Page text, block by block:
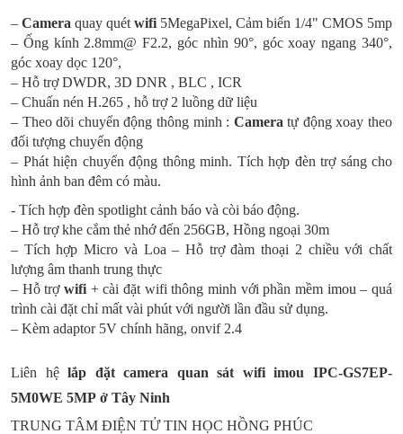
– Camera quay quét wifi 5MegaPixel, Cảm biến 1/4" CMOS 5mp
– Ống kính 2.8mm@ F2.2, góc nhìn 90°, góc xoay ngang 340°,
góc xoay dọc 120°,
– Hỗ trợ DWDR, 3D DNR , BLC , ICR
– Chuấn nén H.265 , hỗ trợ 2 luồng dữ liệu
– Theo dõi chuyển động thông minh : Camera tự động xoay theo
đối tượng chuyển động
– Phát hiện chuyển động thông minh. Tích hợp đèn trợ sáng cho
hình ảnh ban đêm có màu.
- Tích hợp đèn spotlight cảnh báo và còi báo động.
– Hỗ trợ khe cắm thẻ nhớ đến 256GB, Hồng ngoại 30m
– Tích hợp Micro và Loa – Hỗ trợ đàm thoại 2 chiều với chất
lượng âm thanh trung thực
– Hỗ trợ wifi + cài đặt wifi thông minh với phần mềm imou – quá
trình cài đặt chỉ mất vài phút với người lần đầu sử dụng.
– Kèm adaptor 5V chính hãng, onvif 2.4
Liên hệlắp đặt camera quan sát wifiimou IPC-GS7EP-
5M0WE 5MP ở Tây Ninh
TRUNG TÂM ĐIỆN TỬ TIN HỌC HỒNG PHÚC